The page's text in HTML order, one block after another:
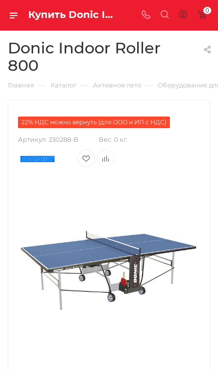
Купить Donic Indoor Roller 800 за рублей, а со скидкой 89 990 руб. 0
Donic Indoor Roller
800
Главная — Каталог — Активное лето — Оборудование
22% НДС можно вернуть (для ООО и ИП с НДС)
Артикул: 230288-B Вес: 0 кг.